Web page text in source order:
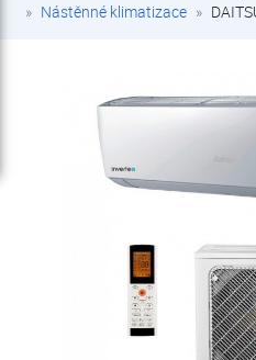
Nástěnné klimatizace